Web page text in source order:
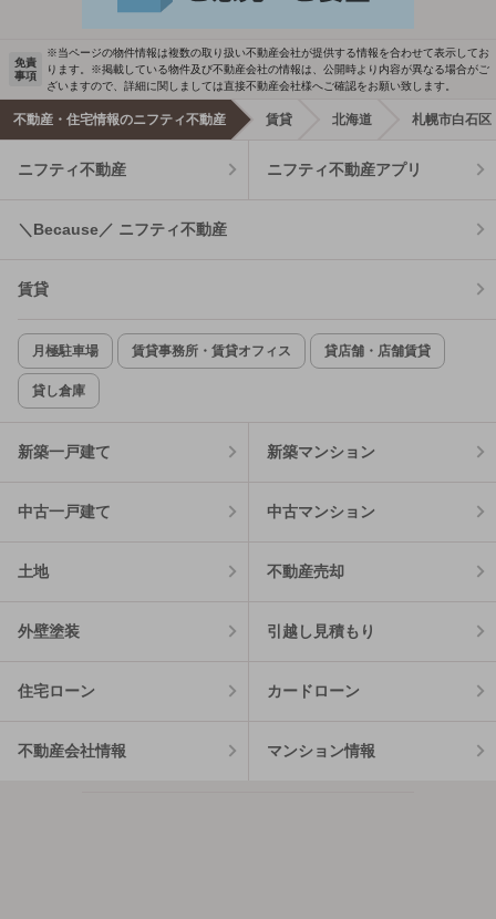
免責
事項
※当ページの物件情報は複数の取り扱い不動産会社が提供する情報を合わせて表示してお
ります。※掲載している物件及び不動産会社の情報は、公開時より内容が異なる場合がご
ざいますので、詳細に関しましては直接不動産会社様へご確認をお願い致します。
不動産・住宅情報のニフティ不動産 賃貸 北海道 札幌市白石区
ニフティ不動産 ニフティ不動産アプリ
＼Because／ ニフティ不動産
賃貸
月極駐車場 賃貸事務所・賃貸オフィス 貸店舗・店舗賃貸
貸し倉庫
新築一戸建て 新築マンション
中古一戸建て 中古マンション
土地 不動産売却
外壁塗装 引越し見積もり
住宅ローン カードローン
不動産会社情報 マンション情報